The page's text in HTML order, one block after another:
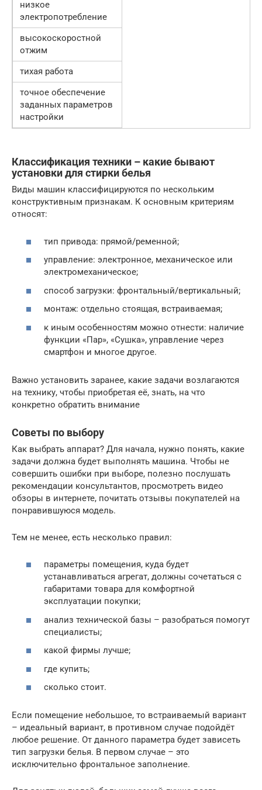
низкое
электропотребление
высокоскоростной
отжим
тихая работа
точное обеспечение
заданных параметров
настройки
Классификация техники – какие бывают
установки для стирки белья
Виды машин классифицируются по нескольким
конструктивным признакам. К основным критериям
относят:
тип привода: прямой/ременной;
управление: электронное, механическое или
электромеханическое;
способ загрузки: фронтальный/вертикальный;
монтаж: отдельно стоящая, встраиваемая;
к иным особенностям можно отнести: наличие
функции «Пар», «Сушка», управление через
смартфон и многое другое.
Важно установить заранее, какие задачи возлагаются
на технику, чтобы приобретая её, знать, на что
конкретно обратить внимание
Советы по выбору
Как выбрать аппарат? Для начала, нужно понять, какие
задачи должна будет выполнять машина. Чтобы не
совершить ошибки при выборе, полезно послушать
рекомендации консультантов, просмотреть видео
обзоры в интернете, почитать отзывы покупателей на
понравившуюся модель.
Тем не менее, есть несколько правил:
параметры помещения, куда будет
устанавливаться агрегат, должны сочетаться с
габаритами товара для комфортной
эксплуатации покупки;
анализ технической базы – разобраться помогут
специалисты;
какой фирмы лучше;
где купить;
сколько стоит.
Если помещение небольшое, то встраиваемый вариант
– идеальный вариант, в противном случае подойдёт
любое решение. От данного параметра будет зависеть
тип загрузки белья. В первом случае – это
исключительно фронтальное заполнение.